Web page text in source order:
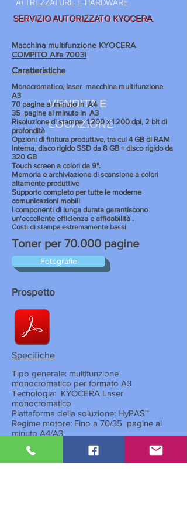
SERVIZIO AUTORIZZATO KYOCERA
ATTREZZATURE E HARDWARE
VENDITA E
LOCAZIONE
Macchina multifunzione KYOCERA
COMPITO Alfa 7003i
Caratteristiche
Monocromatico, laser macchina multifunzione
A3
70 pagine al minuto in A4
35 pagine al minuto in A3
Risoluzione di stampa: 1.200 x 1.200 dpi, 2 bit di
profondità
Opzioni di finitura produttive, tra cui 4 GB di RAM
interna, disco rigido SSD da 8 GB + disco rigido da
320 GB
Touch screen a colori da 9".
Memoria e archiviazione di scansione a colori
altamente produttive
Supporto completo per tutte le moderne
comunicazioni mobili
I componenti di lunga durata garantiscono
un'eccellente efficienza e affidabilità .
Costi di stampa estremamente bassi
Toner per 70.000 pagine
Fotografie
Prospetto
Specifiche
Tipo generale: multifunzione
monocromatico per formato A3
Tecnologia: KYOCERA Laser
monocromatico
Piattaforma della soluzione: HyPAS™
Regime motore: Fino a 70/35 pagine al
minuto A4/A3
Processore: Freescale QorIQ T1024 (dual
core) 1,2 GHz
Risoluzione: 1200 x 1200 dpi profondità 2 bit